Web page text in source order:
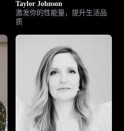
Taylor Johnson
激发你的性能量，提升生活品
质